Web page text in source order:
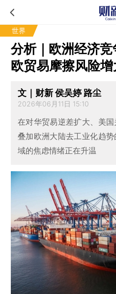
世界
分析｜欧洲经济
欧贸易摩擦风险增
文｜财新 侯吴婷 路尘
2026年06月11日 15:10
在对华贸易逆差扩大、美
叠加欧洲大陆去工业化趋
域的焦虑情绪正在升温